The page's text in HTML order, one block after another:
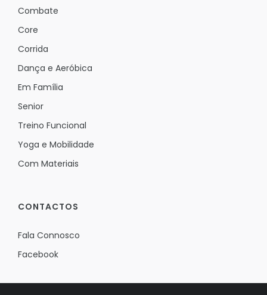
Combate
Core
Corrida
Dança e Aeróbica
Em Família
Senior
Treino Funcional
Yoga e Mobilidade
Com Materiais
CONTACTOS
Fala Connosco
Facebook